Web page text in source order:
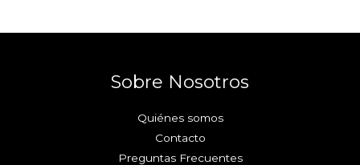
Sobre Nosotros
Quiénes somos
Contacto
Preguntas Frecuentes